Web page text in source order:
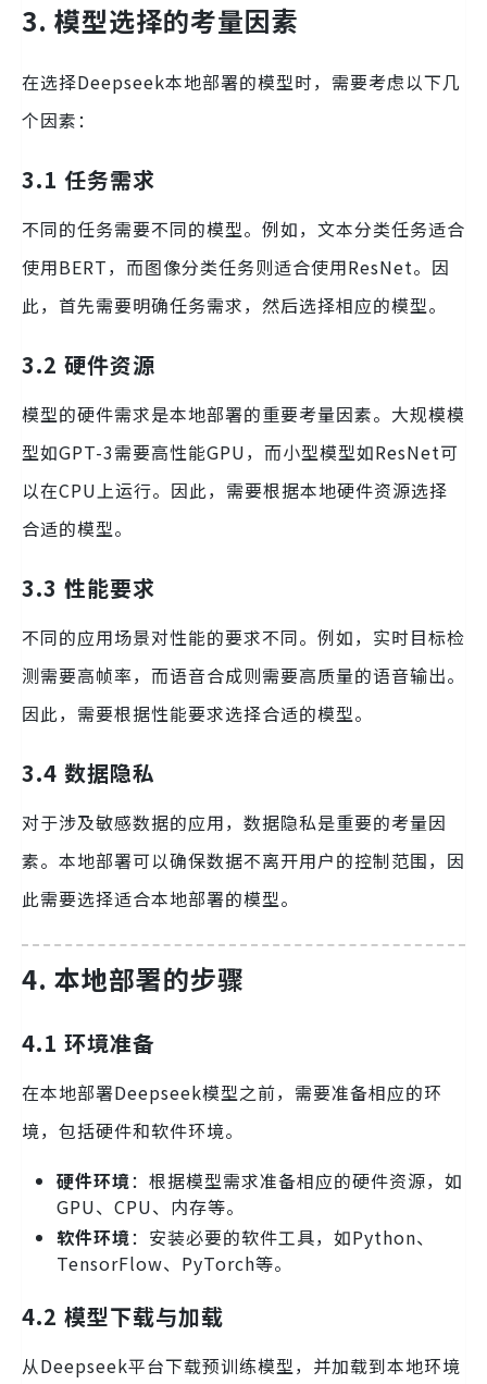
3. 模型选择的考量因素
在选择Deepseek本地部署的模型时，需要考虑以下几
个因素：
3.1 任务需求
不同的任务需要不同的模型。例如，文本分类任务适合
使用BERT，而图像分类任务则适合使用ResNet。因
此，首先需要明确任务需求，然后选择相应的模型。
3.2 硬件资源
模型的硬件需求是本地部署的重要考量因素。大规模模
型如GPT-3需要高性能GPU，而小型模型如ResNet可
以在CPU上运行。因此，需要根据本地硬件资源选择
合适的模型。
3.3 性能要求
不同的应用场景对性能的要求不同。例如，实时目标检
测需要高帧率，而语音合成则需要高质量的语音输出。
因此，需要根据性能要求选择合适的模型。
3.4 数据隐私
对于涉及敏感数据的应用，数据隐私是重要的考量因
素。本地部署可以确保数据不离开用户的控制范围，因
此需要选择适合本地部署的模型。
4. 本地部署的步骤
4.1 环境准备
在本地部署Deepseek模型之前，需要准备相应的环
境，包括硬件和软件环境。
硬件环境：根据模型需求准备相应的硬件资源，如
GPU、CPU、内存等。
软件环境：安装必要的软件工具，如Python、
TensorFlow、PyTorch等。
4.2 模型下载与加载
从Deepseek平台下载预训练模型，并加载到本地环境